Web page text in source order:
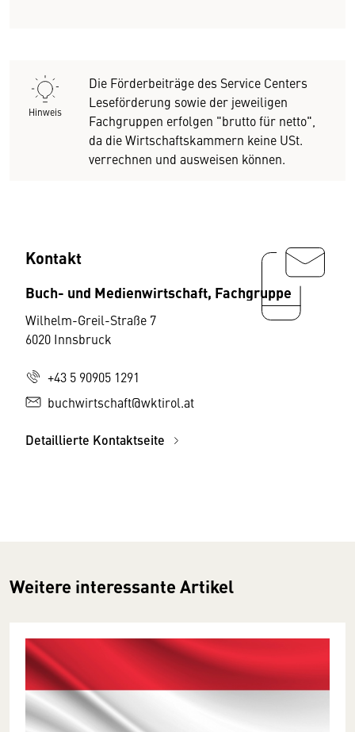
Hinweis
Die Förderbeiträge des Service Centers
Leseförderung sowie der jeweiligen
Fachgruppen erfolgen "brutto für netto",
da die Wirtschaftskammern keine USt.
verrechnen und ausweisen können.
Kontakt
Buch- und Medienwirtschaft, Fachgruppe
Wilhelm-Greil-Straße 7
6020 Innsbruck
+43 5 90905 1291
buchwirtschaft@wktirol.at
Detaillierte Kontaktseite
Weitere interessante Artikel